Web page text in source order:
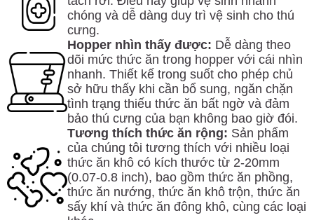
chóng và dễ dàng duy trì vệ sinh cho thú
cưng.
Hopper nhìn thấy được: Dễ dàng theo
dõi mức thức ăn trong hopper với cái nhìn
nhanh. Thiết kế trong suốt cho phép chủ
sở hữu thấy khi cần bổ sung, ngăn chặn
tình trạng thiếu thức ăn bất ngờ và đảm
bảo thú cưng của bạn không bao giờ đói.
Tương thích thức ăn rộng: Sản phẩm
của chúng tôi tương thích với nhiều loại
thức ăn khô có kích thước từ 2-20mm
(0.07-0.8 inch), bao gồm thức ăn phồng,
thức ăn nướng, thức ăn khô trộn, thức ăn
sấy khí và thức ăn đông khô, cùng các loại